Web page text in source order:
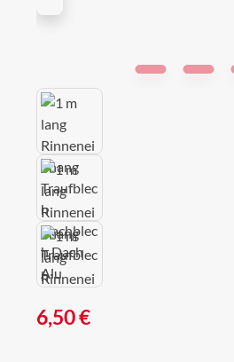
Regulärer Preis:
6,50 €